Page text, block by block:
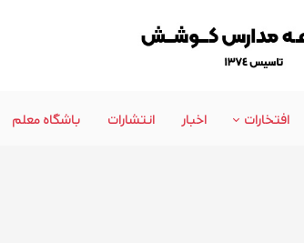
افتخارات اخبار انتشارات باشگاه معلم